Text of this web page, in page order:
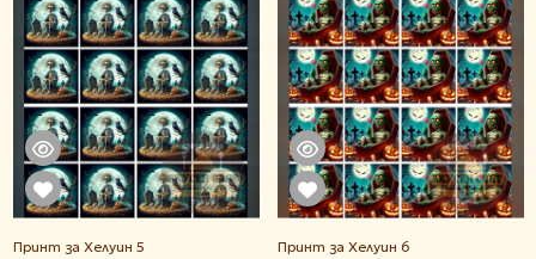
Принт за Хелуин 5 Принт за Хелуин 6